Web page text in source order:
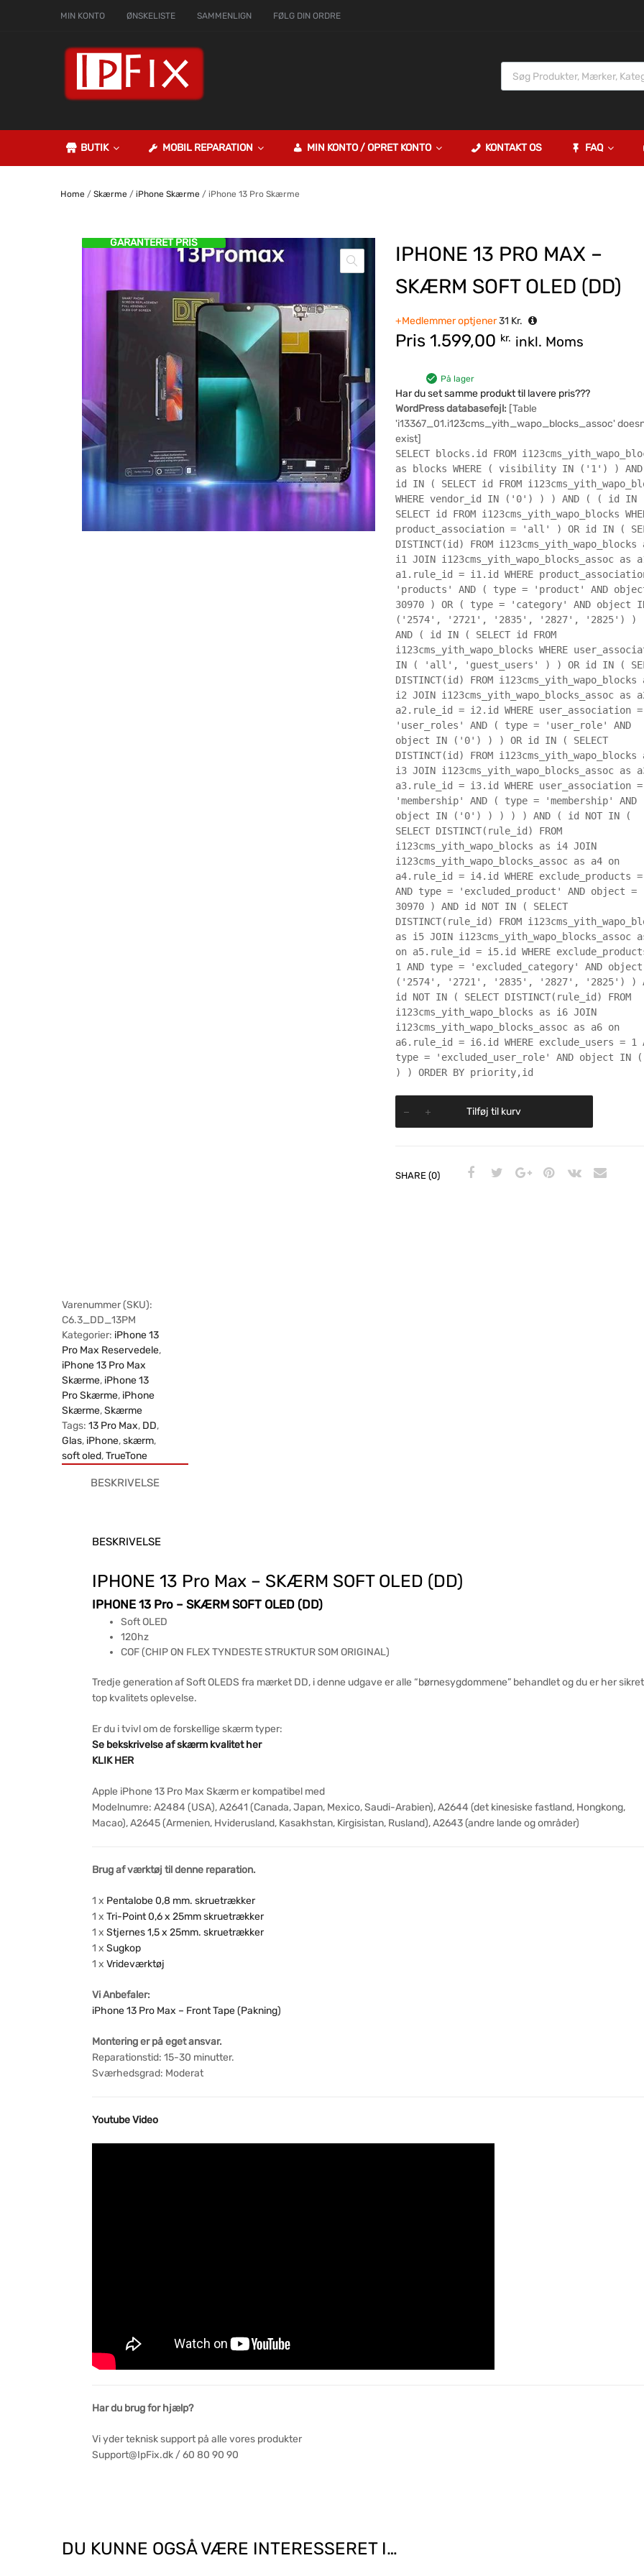
MIN KONTO ØNSKELISTE SAMMENLIGN FØLG DIN ORDRE
BUTIK MOBIL REPARATION MIN KONTO / OPRET KONTO KONTAKT OS FAQ
Home/ Skærme/ iPhone Skærme/ iPhone 13 Pro Skærme
GARANTERET PRIS
IPHONE 13 PRO MAX –
SKÆRM SOFT OLED (DD)
+Medlemmer optjener31 Kr.
Pris 1.599,00 kr. inkl. Moms
På lager
Har du set samme produkt til lavere pris???
WordPress databasefejl: [Table
'i13367_01.i123cms_yith_wapo_blocks_assoc'
exist]
SELECT blocks.id FROM
as blocks WHERE ( visibility IN ('1') )
id IN ( SELECT id FROM
WHERE vendor_id IN ('0') ) ) AND ( ( id IN
SELECT id FROM i123cms_yith_wapo_blocks
product_association = 'all' ) OR id IN (
DISTINCT(id) FROM i123cms_yith_wapo_blocks
i1 JOIN i123cms_yith_wapo_blocks_assoc as
a1.rule_id = i1.id WHERE
'products' AND ( type = 'product' AND
30970 ) OR ( type = 'category' AND object
('2574', '2721', '2835', '2827', '2825') )
AND ( id IN ( SELECT id FROM
i123cms_yith_wapo_blocks WHERE
IN ( 'all', 'guest_users' ) ) OR id IN (
DISTINCT(id) FROM i123cms_yith_wapo_blocks
i2 JOIN i123cms_yith_wapo_blocks_assoc as
a2.rule_id = i2.id WHERE user_association =
'user_roles' AND ( type = 'user_role' AND
object IN ('0') ) ) OR id IN ( SELECT
DISTINCT(id) FROM i123cms_yith_wapo_blocks
i3 JOIN i123cms_yith_wapo_blocks_assoc as
a3.rule_id = i3.id WHERE user_association =
'membership' AND ( type = 'membership' AND
object IN ('0') ) ) ) ) AND ( id NOT IN (
SELECT DISTINCT(rule_id) FROM
i123cms_yith_wapo_blocks as i4 JOIN
i123cms_yith_wapo_blocks_assoc as a4 on
a4.rule_id = i4.id WHERE exclude_products
AND type = 'excluded_product' AND object =
30970 ) AND id NOT IN ( SELECT
DISTINCT(rule_id) FROM
as i5 JOIN i123cms_yith_wapo_blocks_assoc
on a5.rule_id = i5.id WHERE
1 AND type = 'excluded_category' AND
('2574', '2721', '2835', '2827', '2825') )
id NOT IN ( SELECT DISTINCT(rule_id) FROM
i123cms_yith_wapo_blocks as i6 JOIN
i123cms_yith_wapo_blocks_assoc as a6 on
a6.rule_id = i6.id WHERE exclude_users = 1
type = 'excluded_user_role' AND object IN
) ) ORDER BY priority,id
Tilføj til kurv
SHARE (0)
Varenummer (SKU):
C6.3_DD_13PM
Kategorier: iPhone 13
Pro Max Reservedele,
iPhone 13 Pro Max
Skærme, iPhone 13
Pro Skærme, iPhone
Skærme,Skærme
Tags: 13 Pro Max, DD,
Glas, iPhone,skærm,
soft oled,TrueTone
BESKRIVELSE
BESKRIVELSE
IPHONE 13 Pro Max – SKÆRM SOFT OLED (DD)
IPHONE 13 Pro – SKÆRM SOFT OLED (DD)
Soft OLED
120hz
COF (CHIP ON FLEX TYNDESTE STRUKTUR SOM ORIGINAL)
Tredje generation af Soft OLEDS fra mærket DD, i denne udgave er alle “børnesygdommene” behandlet og du er her
top kvalitets oplevelse.
Er du i tvivl om de forskellige skærm typer:
Se bekskrivelse af skærm kvalitet her
KLIK HER
Apple iPhone 13 Pro Max Skærm er kompatibel med
Modelnumre: A2484 (USA), A2641 (Canada, Japan, Mexico, Saudi-Arabien), A2644 (det kinesiske fastland, Hongkong,
Macao), A2645 (Armenien, Hviderusland, Kasakhstan, Kirgisistan, Rusland), A2643 (andre lande og områder)
Brug af værktøj til denne reparation.
1 x Pentalobe 0,8 mm. skruetrækker
1 x Tri-Point 0,6 x 25mm skruetrækker
1 x Stjernes 1,5 x 25mm. skruetrækker
1 x Sugkop
1 x Vrideværktøj
Vi Anbefaler:
iPhone 13 Pro Max – Front Tape (Pakning)
Montering er på eget ansvar.
Reparationstid: 15-30 minutter.
Sværhedsgrad: Moderat
Youtube Video
Har du brug for hjælp?
Vi yder teknisk support på alle vores produkter
Support@IpFix.dk / 60 80 90 90
DU KUNNE OGSÅ VÆRE INTERESSERET I…